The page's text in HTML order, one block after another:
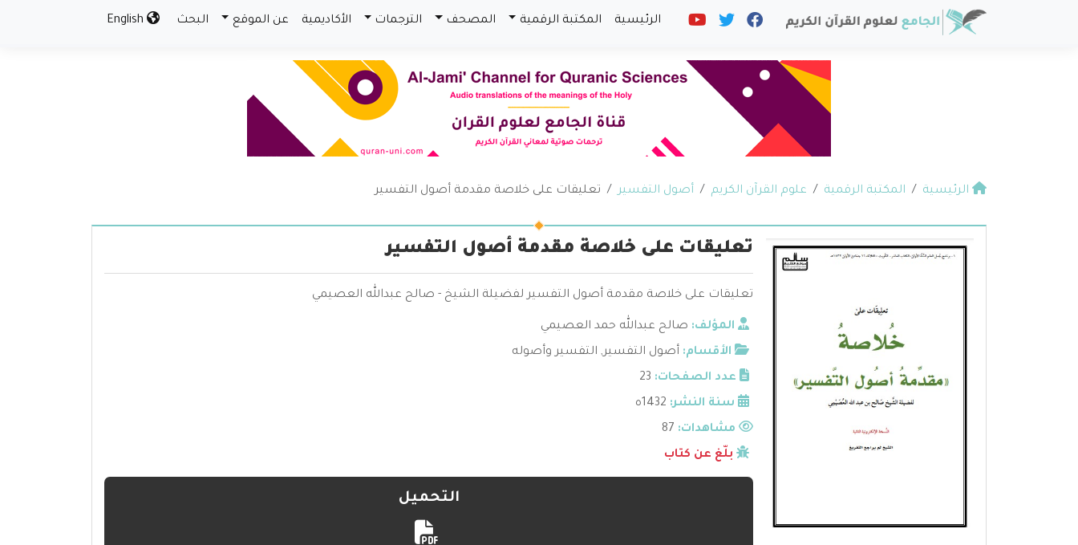
الرئيسية المكتبة الرقمية المصحف الترجمات الأكاديمية عن الموقع البحث
الرئيسية المكتبة الرقمية علوم القرآن الكريم أصول التفسير تعليقات على خلاصة مقدمة أصول التفسير
تعليقات على خلاصة مقدمة أصول التفسير
تعليقات على خلاصة مقدمة أصول التفسير لفضيلة الشيخ - صالح عبدالله العصيمي
المؤلف: صالح عبدالله حمد العصيمي
الأقسام: أصول التفسير, التفسير وأصوله
عدد الصفحات: 23
سنة النشر: 1432ه
مشاهدات:
بلّغ عن كتاب
التحميل